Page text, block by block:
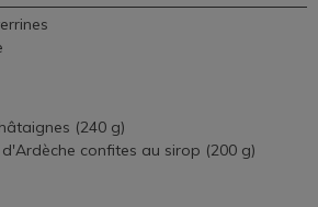
(240 g)
confites au sirop (200 g)